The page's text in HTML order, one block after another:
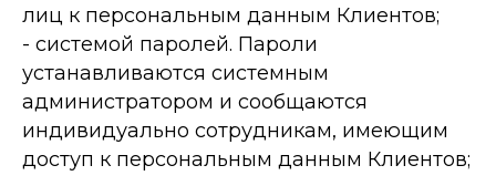
лиц к персональным данным Клиентов;
-­ системой паролей. Пароли
устанавливаются системным
администратором и сообщаются
индивидуально сотрудникам, имеющим
доступ к персональным данным Клиентов;